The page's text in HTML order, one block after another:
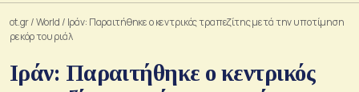
ot.gr/World / Ιράν: Παραιτήθηκε ο κεντρικός τραπεζίτης μετά την υποτίμηση
ρεκόρ του ριάλ
Ιράν: Παραιτήθηκε ο κεντρικός